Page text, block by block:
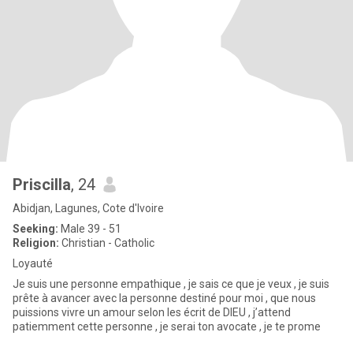
Priscilla, 24
Abidjan, Lagunes, Cote d'Ivoire
Seeking: Male 39 - 51
Religion: Christian - Catholic
Loyauté
Je suis une personne empathique , je sais ce que je veux , je suis
prête à avancer avec la personne destiné pour moi , que nous
puissions vivre un amour selon les écrit de DIEU , j’attend
patiemment cette personne , je serai ton avocate , je te prome